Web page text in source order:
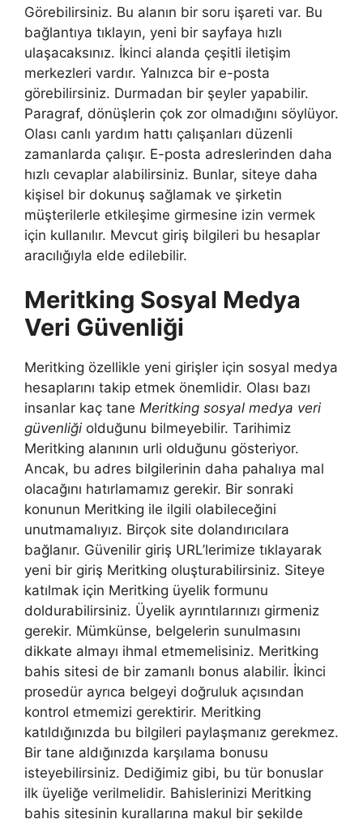
Görebilirsiniz. Bu alanın bir soru işareti var. Bu
bağlantıya tıklayın, yeni bir sayfaya hızlı
ulaşacaksınız. İkinci alanda çeşitli iletişim
merkezleri vardır. Yalnızca bir e-posta
görebilirsiniz. Durmadan bir şeyler yapabilir.
Paragraf, dönüşlerin çok zor olmadığını söylüyor.
Olası canlı yardım hattı çalışanları düzenli
zamanlarda çalışır. E-posta adreslerinden daha
hızlı cevaplar alabilirsiniz. Bunlar, siteye daha
kişisel bir dokunuş sağlamak ve şirketin
müşterilerle etkileşime girmesine izin vermek
için kullanılır. Mevcut giriş bilgileri bu hesaplar
aracılığıyla elde edilebilir.
Meritking Sosyal Medya
Veri Güvenliği
Meritking özellikle yeni girişler için sosyal medya
hesaplarını takip etmek önemlidir. Olası bazı
insanlar kaç tane Meritking sosyal medya veri
güvenliği olduğunu bilmeyebilir. Tarihimiz
Meritking alanının urli olduğunu gösteriyor.
Ancak, bu adres bilgilerinin daha pahalıya mal
olacağını hatırlamamız gerekir. Bir sonraki
konunun Meritking ile ilgili olabileceğini
unutmamalıyız. Birçok site dolandırıcılara
bağlanır. Güvenilir giriş URL’lerimize tıklayarak
yeni bir giriş Meritking oluşturabilirsiniz. Siteye
katılmak için Meritking üyelik formunu
doldurabilirsiniz. Üyelik ayrıntılarınızı girmeniz
gerekir. Mümkünse, belgelerin sunulmasını
dikkate almayı ihmal etmemelisiniz. Meritking
bahis sitesi de bir zamanlı bonus alabilir. İkinci
prosedür ayrıca belgeyi doğruluk açısından
kontrol etmemizi gerektirir. Meritking
katıldığınızda bu bilgileri paylaşmanız gerekmez.
Bir tane aldığınızda karşılama bonusu
isteyebilirsiniz. Dediğimiz gibi, bu tür bonuslar
ilk üyeliğe verilmelidir. Bahislerinizi Meritking
bahis sitesinin kurallarına makul bir şekilde